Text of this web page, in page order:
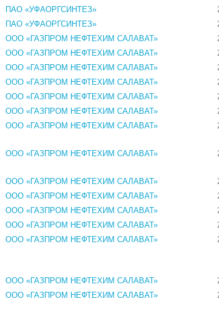
ПАО «УФАОРГСИНТЕЗ»
ПАО «УФАОРГСИНТЕЗ»
ООО «ГАЗПРОМ НЕФТЕХИМ САЛАВАТ»
ООО «ГАЗПРОМ НЕФТЕХИМ САЛАВАТ»
ООО «ГАЗПРОМ НЕФТЕХИМ САЛАВАТ»
ООО «ГАЗПРОМ НЕФТЕХИМ САЛАВАТ»
ООО «ГАЗПРОМ НЕФТЕХИМ САЛАВАТ»
ООО «ГАЗПРОМ НЕФТЕХИМ САЛАВАТ»
ООО «ГАЗПРОМ НЕФТЕХИМ САЛАВАТ»
ООО «ГАЗПРОМ НЕФТЕХИМ САЛАВАТ»
ООО «ГАЗПРОМ НЕФТЕХИМ САЛАВАТ»
ООО «ГАЗПРОМ НЕФТЕХИМ САЛАВАТ»
ООО «ГАЗПРОМ НЕФТЕХИМ САЛАВАТ»
ООО «ГАЗПРОМ НЕФТЕХИМ САЛАВАТ»
ООО «ГАЗПРОМ НЕФТЕХИМ САЛАВАТ»
ООО «ГАЗПРОМ НЕФТЕХИМ САЛАВАТ»
ООО «ГАЗПРОМ НЕФТЕХИМ САЛАВАТ»